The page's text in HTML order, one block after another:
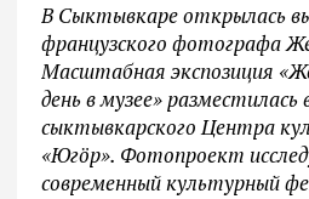
В Сыктывкаре открылась
французского фотографа
Масштабная экспозиция
день в музее» разместилась
сыктывкарского Центра
«Югöр». Фотопроект
современный культурный